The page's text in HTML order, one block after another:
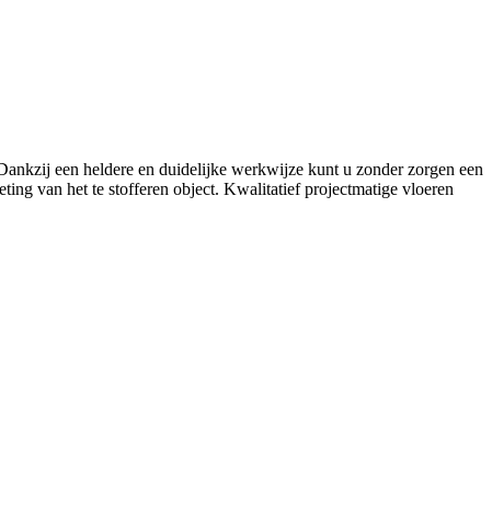
een heldere en duidelijke werkwijze kunt u zonder zorgen een
van het te stofferen object. Kwalitatief projectmatige vloeren